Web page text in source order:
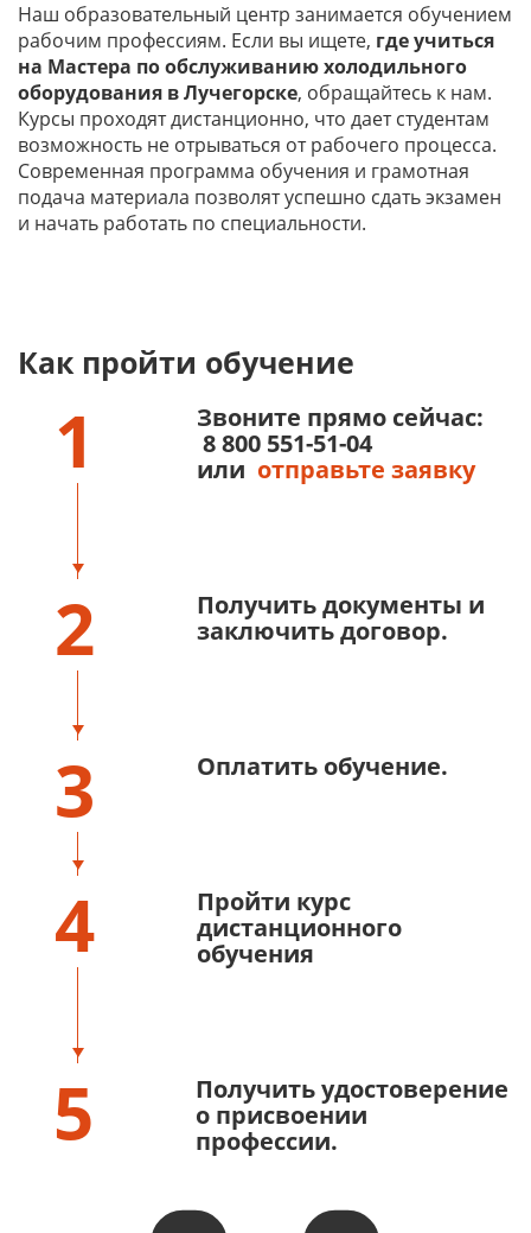
Наш образовательный центр занимается обучением
рабочим профессиям. Если вы ищете, где учиться
на Мастера по обслуживанию холодильного
оборудования в Лучегорске, обращайтесь к нам.
Курсы проходят дистанционно, что дает студентам
возможность не отрываться от рабочего процесса.
Современная программа обучения и грамотная
подача материала позволят успешно сдать экзамен
и начать работать по специальности.
Как пройти обучение
1
Звоните прямо сейчас:
8 800 551-51-04
или отправьте заявку
2
Получить документы и
заключить договор.
3 Оплатить обучение.
4
Пройти курс
дистанционного
обучения
5
Получить удостоверение
о присвоении
профессии.